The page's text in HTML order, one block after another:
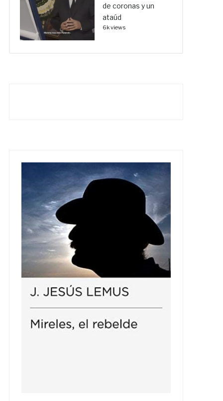
de coronas y un
ataúd
6k views